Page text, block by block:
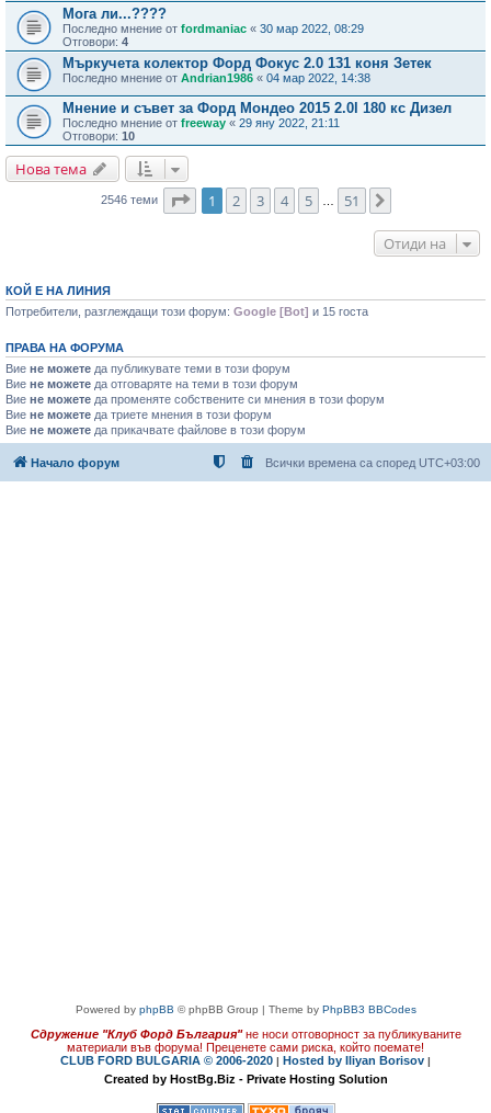
Мога ли...????
Последно мнение от fordmaniac « 30 мар 2022, 08:29
Отговори: 4
Мъркучета колектор Форд Фокус 2.0 131 коня Зетек
Последно мнение от Andrian1986 « 04 мар 2022, 14:38
Мнение и съвет за Форд Мондео 2015 2.0l 180 кс Дизел
Последно мнение от freeway « 29 яну 2022, 21:11
Отговори: 10
Нова тема
2546 теми Страница1 от
1 2 3 4 5 51
Отиди на
КОЙ Е НА ЛИНИЯ
Потребители, разглеждащи този форум: Google [Bot] и 15 госта
ПРАВА НА ФОРУМА
Вие не можете да публикувате теми в този форум
Вие не можете да отговаряте на теми в този форум
Вие не можете да променяте собствените си мнения в този форум
Вие не можете да триете мнения в този форум
Вие не можете да прикачвате файлове в този форум
Начало форум Всички времена са според UTC+03:00
Powered by phpBB © phpBB Group | Theme by PhpBB3 BBCodes
Сдружение "Клуб Форд България" не носи отговорност за публикуваните
материали във форума! Преценете сами риска, който поемате!
CLUB FORD BULGARIA © 2006-2020 | Hosted by Iliyan Borisov |
Created by HostBg.Biz - Private Hosting Solution